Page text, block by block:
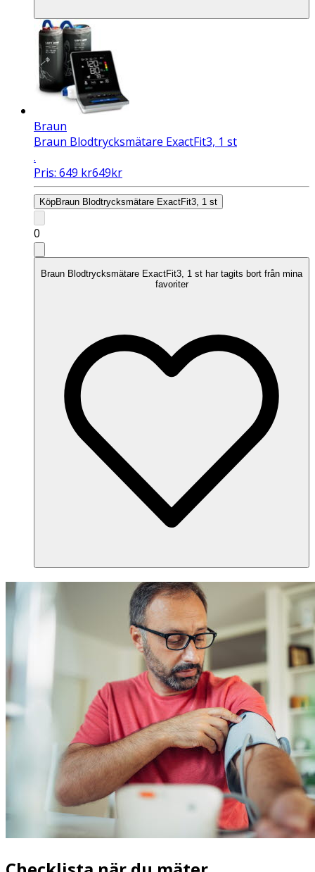
Braun
Braun Blodtrycksmätare ExactFit3, 1 st
.
Pris: 649 kr649kr
KöpBraun Blodtrycksmätare ExactFit3, 1 st
0
Braun Blodtrycksmätare ExactFit3, 1 st har tagits bort från mina
favoriter